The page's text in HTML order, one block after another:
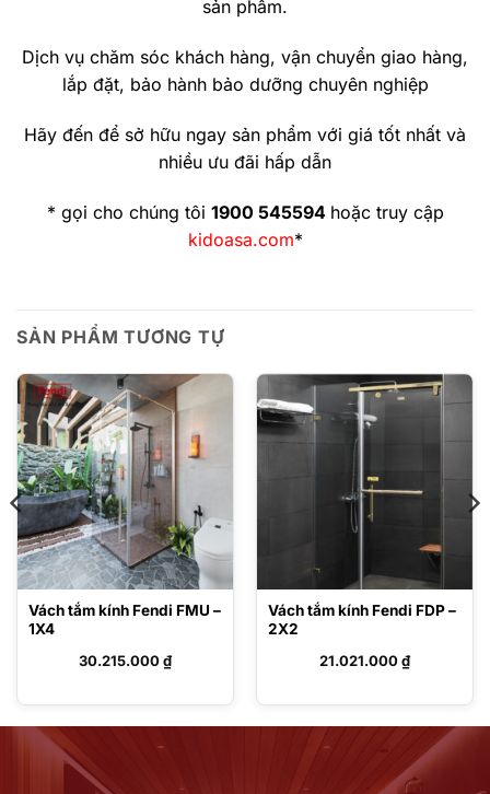
sản phẩm.
Dịch vụ chăm sóc khách hàng, vận chuyển giao hàng,
lắp đặt, bảo hành bảo dưỡng chuyên nghiệp
Hãy đến để sở hữu ngay sản phẩm với giá tốt nhất và
nhiều ưu đãi hấp dẫn
* gọi cho chúng tôi 1900 545594 hoặc truy cập
kidoasa.com*
SẢN PHẨM TƯƠNG TỰ
Vách tắm kính Fendi FMU –
1X4
30.215.000₫
Vách tắm kính Fendi FDP –
2X2
21.021.000₫